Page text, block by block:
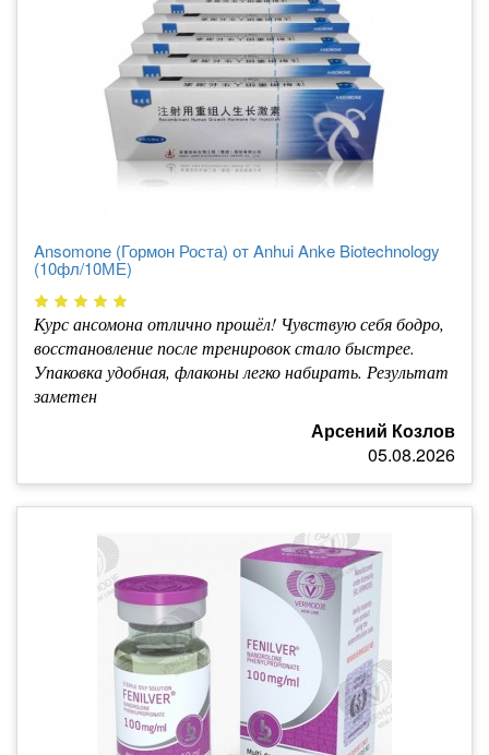
Ansomone (Гормон Роста) от Anhui Anke Biotechnology
(10фл/10МЕ)
Курс ансомона отлично прошёл! Чувствую себя бодро,
восстановление после тренировок стало быстрее.
Упаковка удобная, флаконы легко набирать. Результат
заметен
Арсений Козлов
05.08.2026